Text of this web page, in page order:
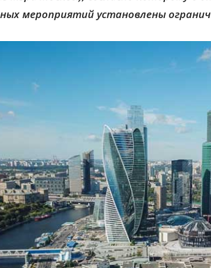
мероприятий установлены